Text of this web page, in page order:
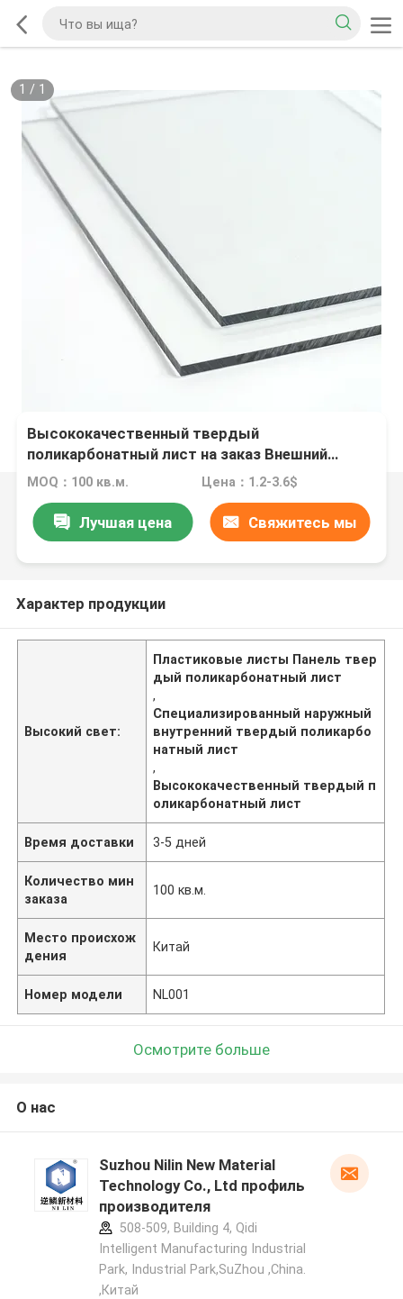
1 / 1
Высококачественный твердый
поликарбонатный лист на заказ Внешний
Внутренний тепличный пластиковые листы
MOQ：100 кв.м. Цена：1.2-3.6$
Лучшая цена Свяжитесь мы
Характер продукции
Высокий свет:
Пластиковые листы Панель твер
дый поликарбонатный лист
,
Специализированный наружный
внутренний твердый поликарбо
натный лист
,
Высококачественный твердый п
оликарбонатный лист
Время доставки 3-5 дней
Количество мин
заказа
100 кв.м.
Место происхож
дения
Китай
Номер модели NL001
Осмотрите больше
О нас
Suzhou Nilin New Material
Technology Co., Ltd профиль
производителя
508-509, Building 4, Qidi
Intelligent Manufacturing Industrial
Park, Industrial Park,SuZhou ,China.
,Китай